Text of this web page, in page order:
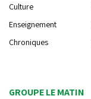
Culture
Enseignement
Chroniques
GROUPE LE MATIN